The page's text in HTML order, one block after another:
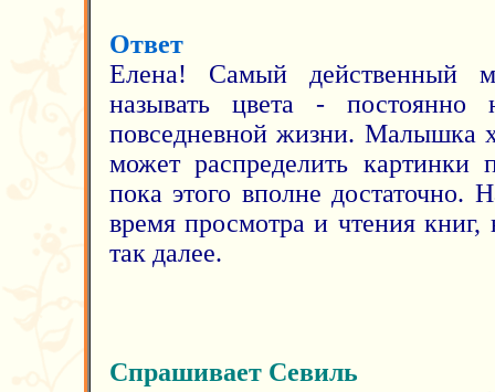
Ответ
Елена! Самый действенный
называть цвета - постоянно
повседневной жизни. Малышка
может распределить
пока этого вполне достаточно.
время просмотра и чтения
так далее.
Спрашивает Севиль